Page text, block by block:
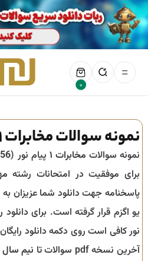
0
نمونه سوالات مخابرات ۱ پیام نور
نمونه سوالات مخابرات ۱ پیام نور (
برای موفقیت در امتحانات رشته
پاسخنامه جهت دانلود شما عزیزان
یو اگزم قرار گرفته است. برای دانلود
نور کافی است روی دکمه دانلود
آخرین نسخه pdf سوالات تا
نیم سال اول